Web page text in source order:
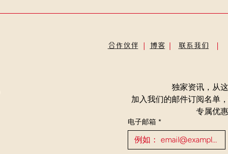
合作伙伴 博客 联系我们
独家资讯，从
加入我们的邮件订阅名单
专属优惠
电子邮箱 *